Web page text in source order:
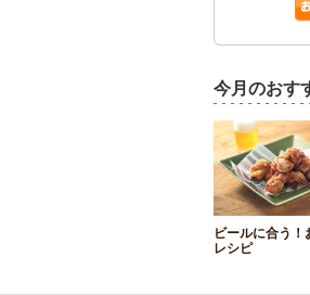
今月のおす
ビールに合う！
レシピ